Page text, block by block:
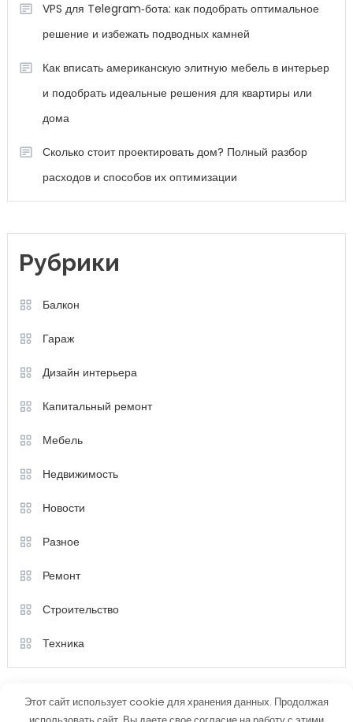
VPS для Telegram‑бота: как подобрать оптимальное
решение и избежать подводных камней
Как вписать американскую элитную мебель в интерьер
и подобрать идеальные решения для квартиры или
дома
Сколько стоит проектировать дом? Полный разбор
расходов и способов их оптимизации
Рубрики
Балкон
Гараж
Дизайн интерьера
Капитальный ремонт
Мебель
Недвижимость
Новости
Разное
Ремонт
Строительство
Техника
Этот сайт использует cookie для хранения данных. Продолжая